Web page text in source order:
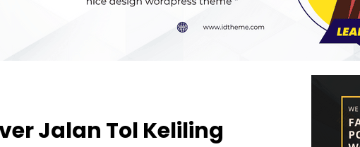
Jalan Tol Keliling